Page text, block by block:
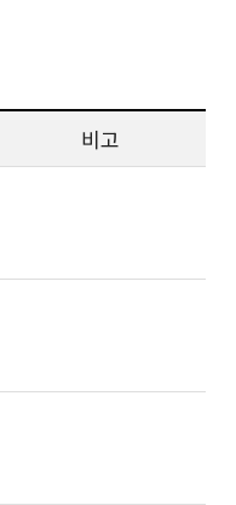
비고